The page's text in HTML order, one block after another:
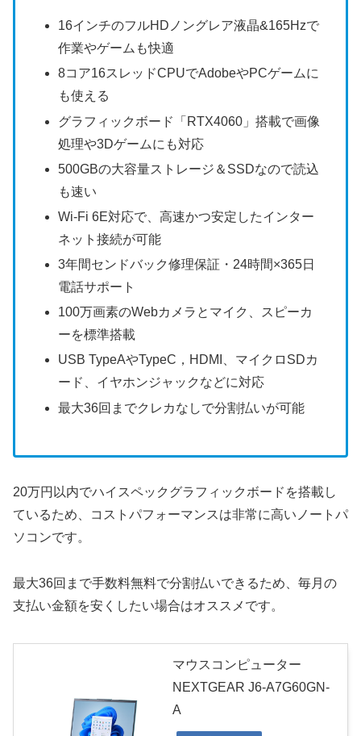
16インチのフルHDノングレア液晶&165Hzで
作業やゲームも快適
8コア16スレッドCPUでAdobeやPCゲームに
も使える
グラフィックボード「RTX4060」搭載で画像
処理や3Dゲームにも対応
500GBの大容量ストレージ＆SSDなので読込
も速い
Wi-Fi 6E対応で、高速かつ安定したインター
ネット接続が可能
3年間センドバック修理保証・24時間×365日
電話サポート
100万画素のWebカメラとマイク、スピーカ
ーを標準搭載
USB TypeAやTypeC，HDMI、マイクロSDカ
ード、イヤホンジャックなどに対応
最大36回までクレカなしで分割払いが可能
20万円以内でハイスペックグラフィックボードを搭載し
ているため、コストパフォーマンスは非常に高いノートパ
ソコンです。
最大36回まで手数料無料で分割払いできるため、毎月の
支払い金額を安くしたい場合はオススメです。
マウスコンピューター
NEXTGEAR J6-A7G60GN-
A